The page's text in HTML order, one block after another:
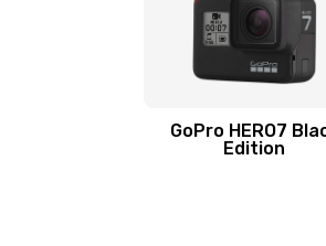
GoPro HERO7
Edition